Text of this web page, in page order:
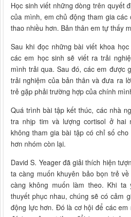
Học sinh viết những dòng trên quyết
của mình, em chủ động tham gia
thao nhiều hơn. Bản thân em tự thấy
Sau khi đọc những bài viết khoa
các em học sinh sẽ viết ra trải
mình trải qua. Sau đó, các em được
trải nghiệm của bản thân và đưa ra
trẻ gặp phải trường hợp của chính
Quá trình bài tập kết thúc, các nhà
tra nhịp tim và lượng cortisol ở hai
không tham gia bài tập có chỉ số
hơn nhóm còn lại.
David S. Yeager đã giải thích hiện
ta càng muốn khuyên bảo bọn trẻ
càng không muốn làm theo. Khi
thuyết phục nhau, chúng sẽ có cảm
động lực hơn. Đó là cơ hội để các